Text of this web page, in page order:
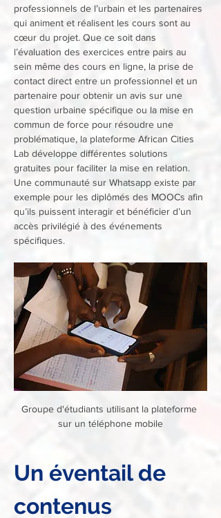
professionnels de l’urbain et les partenaires
qui animent et réalisent les cours sont au
cœur du projet. Que ce soit dans
l’évaluation des exercices entre pairs au
sein même des cours en ligne, la prise de
contact direct entre un professionnel et un
partenaire pour obtenir un avis sur une
question urbaine spécifique ou la mise en
commun de force pour résoudre une
problématique, la plateforme African Cities
Lab développe différentes solutions
gratuites pour faciliter la mise en relation.
Une communauté sur Whatsapp existe par
exemple pour les diplômés des MOOCs afin
qu’ils puissent interagir et bénéficier d’un
accès privilégié à des événements
spécifiques.
Groupe d'étudiants utilisant la plateforme
sur un téléphone mobile
Un éventail de
contenus